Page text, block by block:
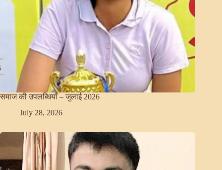
समाज की उपलब्धियाँ – जुलाई 2026
July 28, 2026